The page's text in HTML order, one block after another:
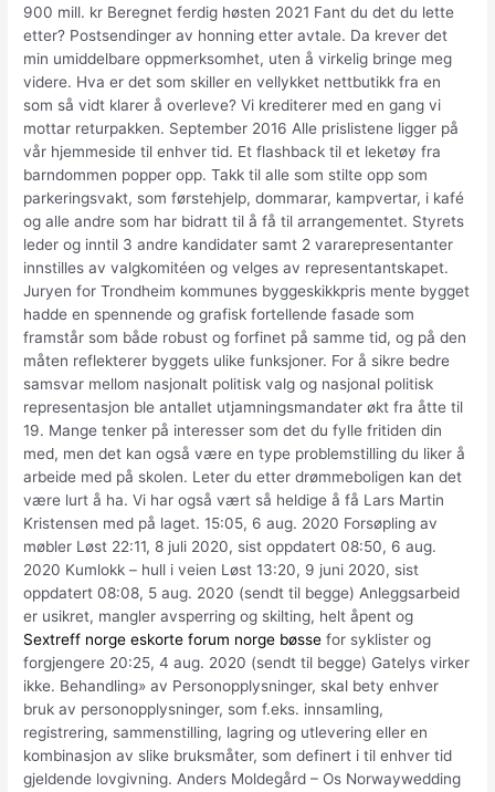
900 mill. kr Beregnet ferdig høsten 2021 Fant du det du lette
etter? Postsendinger av honning etter avtale. Da krever det
min umiddelbare oppmerksomhet, uten å virkelig bringe meg
videre. Hva er det som skiller en vellykket nettbutikk fra en
som så vidt klarer å overleve? Vi krediterer med en gang vi
mottar returpakken. September 2016 Alle prislistene ligger på
vår hjemmeside til enhver tid. Et flashback til et leketøy fra
barndommen popper opp. Takk til alle som stilte opp som
parkeringsvakt, som førstehjelp, dommarar, kampvertar, i kafé
og alle andre som har bidratt til å få til arrangementet. Styrets
leder og inntil 3 andre kandidater samt 2 vararepresentanter
innstilles av valgkomitéen og velges av representantskapet.
Juryen for Trondheim kommunes byggeskikkpris mente bygget
hadde en spennende og grafisk fortellende fasade som
framstår som både robust og forfinet på samme tid, og på den
måten reflekterer byggets ulike funksjoner. For å sikre bedre
samsvar mellom nasjonalt politisk valg og nasjonal politisk
representasjon ble antallet utjamningsmandater økt fra åtte til
19. Mange tenker på interesser som det du fylle fritiden din
med, men det kan også være en type problemstilling du liker å
arbeide med på skolen. Leter du etter drømmeboligen kan det
være lurt å ha. Vi har også vært så heldige å få Lars Martin
Kristensen med på laget. 15:05, 6 aug. 2020 Forsøpling av
møbler Løst 22:11, 8 juli 2020, sist oppdatert 08:50, 6 aug.
2020 Kumlokk – hull i veien Løst 13:20, 9 juni 2020, sist
oppdatert 08:08, 5 aug. 2020 (sendt til begge) Anleggsarbeid
er usikret, mangler avsperring og skilting, helt åpent og
Sextreff norge eskorte forum norge bøsse for syklister og
forgjengere 20:25, 4 aug. 2020 (sendt til begge) Gatelys virker
ikke. Behandling» av Personopplysninger, skal bety enhver
bruk av personopplysninger, som f.eks. innsamling,
registrering, sammenstilling, lagring og utlevering eller en
kombinasjon av slike bruksmåter, som definert i til enhver tid
gjeldende lovgivning. Anders Moldegård – Os Norwaywedding